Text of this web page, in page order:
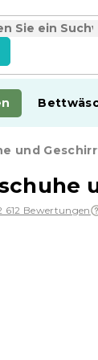
und
612 Bewertungen